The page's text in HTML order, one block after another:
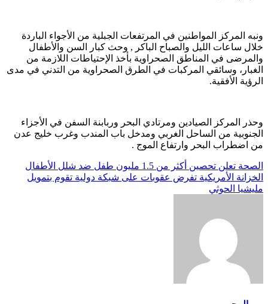
ونبه المركز المواطنين في المرتفعات الجبلية من الأجواء الباردة
خلال ساعات الليل والصباح الباكر , وحث كبار السن والأطفال
والمرضى في المناطق الصحراوية بأخذ الإحتياطات اللازمة من
الغبار، وسائقي المركبات في الطرق الصحراوية من التدني في مدى
الرؤية الأفقية.
وحذر المركز الصيادين ومرتادي البحر وربابنة السفن في الأجزاء
الجنوبية من الساحل الغربي ومدخل باب المندب وغرب خليج عدن
من اضطراب البحر وارتفاع الموج .
تصفّح
المقالات
الصحة تعلن تحصين أكثر من 1.5 مليون طفل ضد شلل الأطفال
الخزانة الأمريكية تفرض عقوبات على شبكة دولية تقوم بتمويل
مليشيا الحوثي